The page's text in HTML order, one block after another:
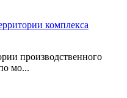
комплекса
производственного
мо...